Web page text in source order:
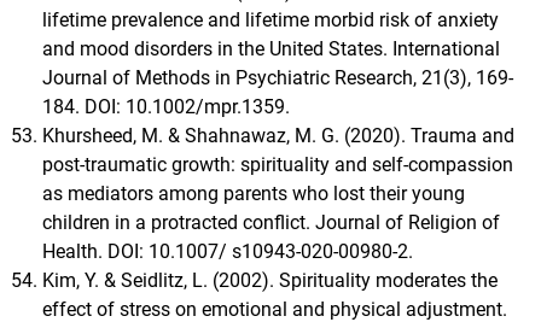
lifetime prevalence and lifetime morbid risk of anxiety
and mood disorders in the United States. International
Journal of Methods in Psychiatric Research, 21(3), 169-
184. DOI: 10.1002/mpr.1359.
Khursheed, M. & Shahnawaz, M. G. (2020). Trauma and
post-traumatic growth: spirituality and self-compassion
as mediators among parents who lost their young
children in a protracted conflict. Journal of Religion of
Health. DOI: 10.1007/ s10943-020-00980-2.
Kim, Y. & Seidlitz, L. (2002). Spirituality moderates the
effect of stress on emotional and physical adjustment.